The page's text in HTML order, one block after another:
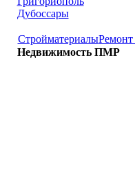
Дубоссары
СтройматериалыРемонт
Недвижимость ПМР